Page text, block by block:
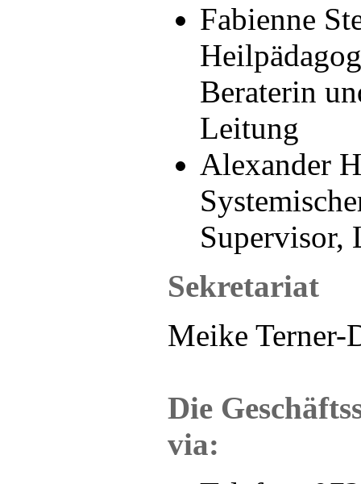
Fabienne
Beraterin
Leitung
Alexander
Supervisor,
Sekretariat
Meike Terner-
Die
via: